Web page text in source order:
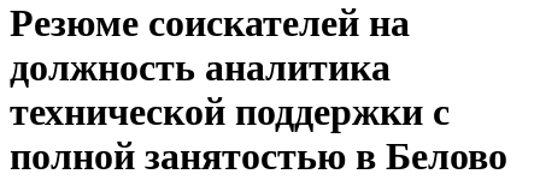
Резюме соискателей на
должность аналитика
технической поддержки с
полной занятостью в Белово